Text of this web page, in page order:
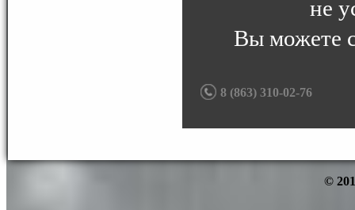
не
Вы можете
8 (863) 310-02-76
©